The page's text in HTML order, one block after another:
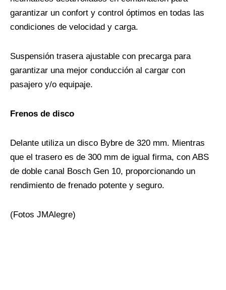
garantizar un confort y control óptimos en todas las
condiciones de velocidad y carga.
Suspensión trasera ajustable con precarga para
garantizar una mejor conducción al cargar con
pasajero y/o equipaje.
Frenos de disco
Delante utiliza un disco Bybre de 320 mm. Mientras
que el trasero es de 300 mm de igual firma, con ABS
de doble canal Bosch Gen 10, proporcionando un
rendimiento de frenado potente y seguro.
(Fotos JMAlegre)